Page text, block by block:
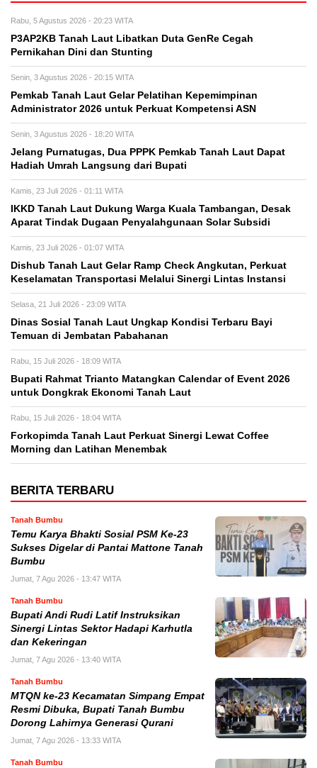
Rabu, 5 Agustus 2026 - 20:23 WITA
P3AP2KB Tanah Laut Libatkan Duta GenRe Cegah
Pernikahan Dini dan Stunting
Senin, 3 Agustus 2026 - 20:15 WITA
Pemkab Tanah Laut Gelar Pelatihan Kepemimpinan
Administrator 2026 untuk Perkuat Kompetensi ASN
Senin, 3 Agustus 2026 - 18:20 WITA
Jelang Purnatugas, Dua PPPK Pemkab Tanah Laut Dapat
Hadiah Umrah Langsung dari Bupati
Kamis, 23 Juli 2026 - 01:11 WITA
IKKD Tanah Laut Dukung Warga Kuala Tambangan, Desak
Aparat Tindak Dugaan Penyalahgunaan Solar Subsidi
Kamis, 23 Juli 2026 - 01:07 WITA
Dishub Tanah Laut Gelar Ramp Check Angkutan, Perkuat
Keselamatan Transportasi Melalui Sinergi Lintas Instansi
Selasa, 21 Juli 2026 - 23:09 WITA
Dinas Sosial Tanah Laut Ungkap Kondisi Terbaru Bayi
Temuan di Jembatan Pabahanan
Rabu, 15 Juli 2026 - 18:09 WITA
Bupati Rahmat Trianto Matangkan Calendar of Event 2026
untuk Dongkrak Ekonomi Tanah Laut
Rabu, 15 Juli 2026 - 18:04 WITA
Forkopimda Tanah Laut Perkuat Sinergi Lewat Coffee
Morning dan Latihan Menembak
BERITA TERBARU
Tanah Bumbu
Temu Karya Bhakti Sosial PSM Ke-23
Sukses Digelar di Pantai Mattone Tanah
Bumbu
Jumat, 7 Agu 2026 - 13:47 WITA
Tanah Bumbu
Bupati Andi Rudi Latif Instruksikan
Sinergi Lintas Sektor Hadapi Karhutla
dan Kekeringan
Jumat, 7 Agu 2026 - 13:40 WITA
Tanah Bumbu
MTQN ke-23 Kecamatan Simpang Empat
Resmi Dibuka, Bupati Tanah Bumbu
Dorong Lahirnya Generasi Qurani
Jumat, 7 Agu 2026 - 13:33 WITA
Tanah Bumbu